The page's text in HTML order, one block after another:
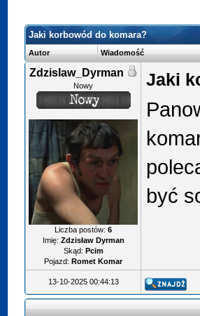
Jaki korbowód do komara?
Autor Wiadomość
Zdzislaw_Dyrman
Nowy
Liczba postów:6
Imię: Zdzisław Dyrman
Skąd: Pcim
Pojazd: Romet Komar
Jaki
być
13-10-2025 00:44:13